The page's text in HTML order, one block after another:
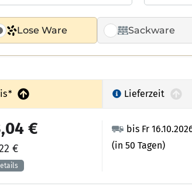
Lose Ware Sackware
* Lieferzeit
bis Fr
(in 50 Tagen)
€
€